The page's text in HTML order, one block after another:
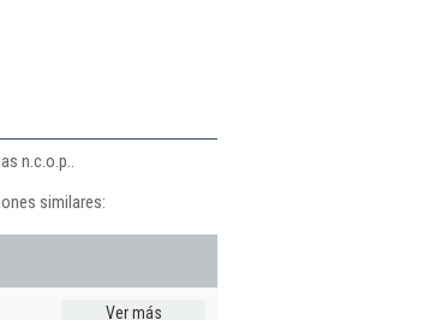
n.c.o.p..
similares:
Ver más